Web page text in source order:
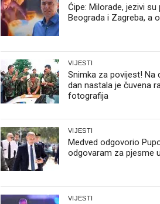
Ćipe: Milorade, jezivi su
Beograda i Zagreba, a
VIJESTI
Snimka za povijest! Na
dan nastala je čuvena
fotografija
VIJESTI
Medved odgovorio
odgovaram za pjesme
VIJESTI